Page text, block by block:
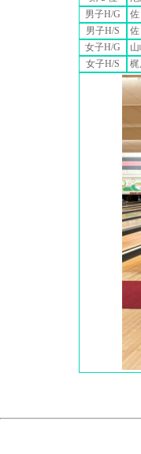
男子H/G
男子H/S
女子H/G
女子H/S